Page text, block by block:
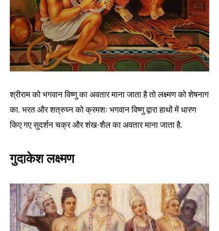
श्रीराम को भगवान विष्णु का अवतार माना जाता है तो लक्ष्मण को शेषनाग
का. भरत और शत्रुघ्न को क्रमशः भगवान विष्णु द्वारा हाथों में धारण
किए गए सुदर्शन चक्र और शंख-शैल का अवतार माना जाता है.
गुदाकेश लक्ष्मण